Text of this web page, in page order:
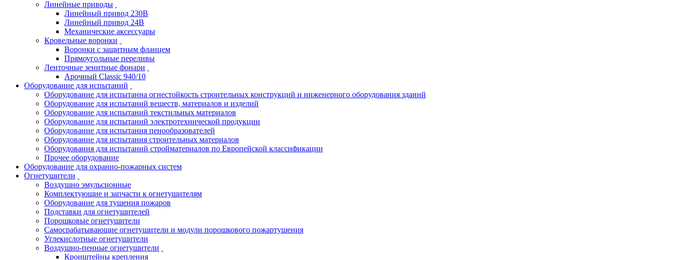
Линейные приводы
Линейный привод 230В
Линейный привод 24В
Механические аксессуары
Кровельные воронки
Воронки с защитным фланцем
Прямоугольные переливы
Ленточные зенитные фонари
Арочный Classic 940/10
Оборудование для испытаний
Оборудование для испытанна огнестойкость строительных конструкций и инженерного оборудования зданий
Оборудование для испытаний веществ, материалов и изделий
Оборудование для испытаний текстильных материалов
Оборудование для испытаний электротехнической продукции
Оборудование для испытания пенообразователей
Оборудование для испытания строительных материалов
Оборудования для испытаний стройматериалов по Европейской классификации
Прочее оборудование
Оборудование для охранно-пожарных систем
Огнетушители
Воздушно эмульсионные
Комплектующие и запчасти к огнетушителям
Оборудование для тушения пожаров
Подставки для огнетушителей
Порошковые огнетушители
Самосрабатывающие огнетушители и модули порошкового пожартушения
Углекислотные огнетушители
Воздушно-пенные огнетушители
Кронштейны крепления